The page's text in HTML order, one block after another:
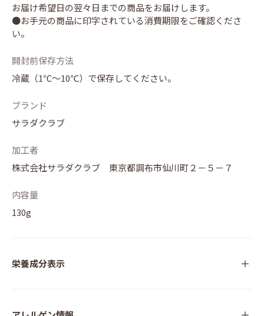
お届け希望日の翌々日までの商品をお届けします。
●お手元の商品に印字されている消費期限をご確認くださ
い。
開封前保存方法
冷蔵（1℃～10℃）で保存してください。
ブランド
サラダクラブ
加工者
株式会社サラダクラブ 東京都調布市仙川町２－５－７
内容量
130g
栄養成分表示